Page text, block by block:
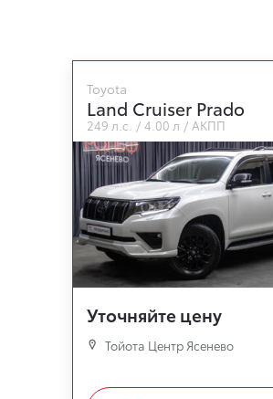
Toyota
Land Cruiser Prado
249 л.с. 4.00 л АКПП
Уточняйте цену
Тойота Центр Ясенево